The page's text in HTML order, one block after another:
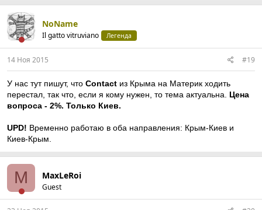
NoName
Il gatto vitruviano Легенда
14 Ноя 2015 #19
У нас тут пишут, что Contact из Крыма на Материк ходить
перестал, так что, если я кому нужен, то тема актуальна. Цена
вопроса - 2%. Только Киев.
UPD! Временно работаю в оба направления: Крым-Киев и
Киев-Крым.
M MaxLeRoi
Guest